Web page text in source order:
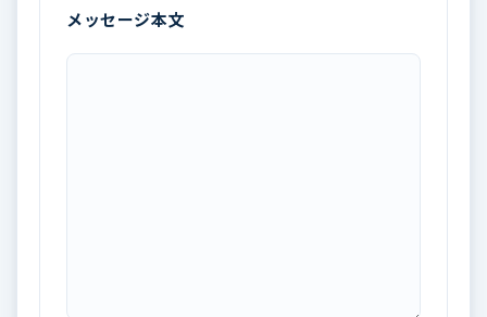
メッセージ本文